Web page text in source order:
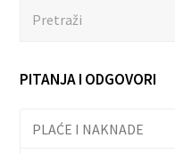
PITANJA I ODGOVORI
PLAĆE I NAKNADE